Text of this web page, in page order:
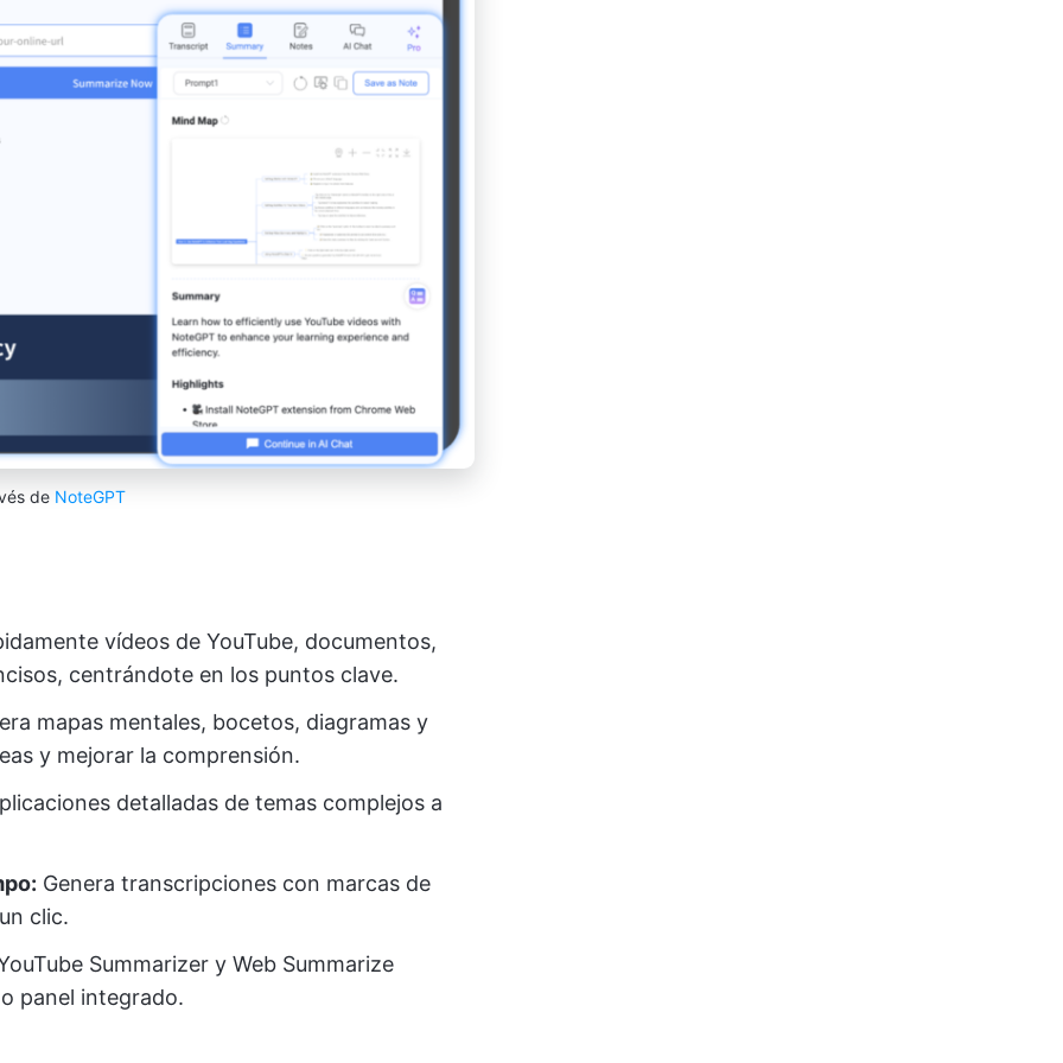
de NoteGPT
vídeos de YouTube, documentos,
centrándote en los puntos clave.
mapas mentales, bocetos, diagramas y
y mejorar la comprensión.
detalladas de temas complejos a
Genera transcripciones con marcas de
clic.
Summarizer y Web Summarize
panel integrado.